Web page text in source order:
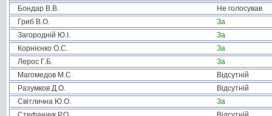
Бондар В.В.
Не голосував
Гриб В.О.
За
Загородній Ю.І.
За
Корнієнко О.С.
За
Лерос Г.Б.
За
Магомедов М.С.
Відсутній
Разумков Д.О.
Відсутній
Світлична Ю.О.
За